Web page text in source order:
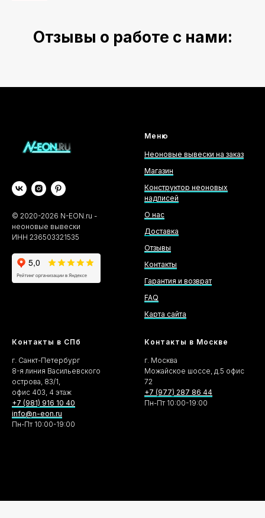
Отзывы о работе с нами:
© 2020-2026 N-EON.ru -
неоновые вывески
ИНН 236503321535
Меню
Неоновые вывески на заказ
Магазин
Конструктор неоновых
надписей
О нас
Доставка
Отзывы
Контакты
Гарантия и возврат
FAQ
Карта сайта
Контакты в СПб
г. Санкт-Петербург
8-я линия Васильевского
острова, 83/1,
офис 403, 4 этаж
+7 (981) 916 10 40
info@n-eon.ru
Пн-Пт 10:00-19:00
Контакты в Москве
г. Москва
Можайское шоссе, д.5 офис
72
+7 (977) 287 86 44
Пн-Пт 10:00-19:00